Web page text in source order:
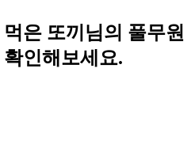
은 또끼님의 풀무원
인해보세요.